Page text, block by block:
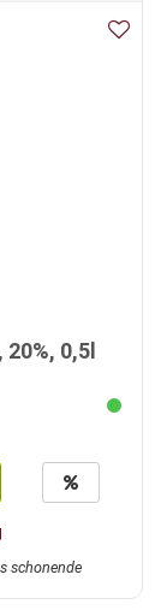
0,5l
schonende